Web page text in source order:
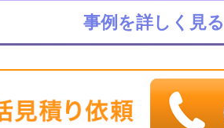
事例を詳しく見る